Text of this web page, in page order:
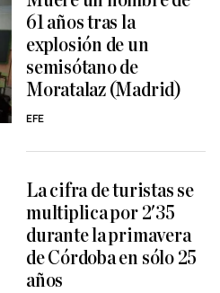
61 años tras la
explosión de un
semisótano de
Moratalaz (Madrid)
EFE
La cifra de turistas se
multiplica por 2'35
durante la primavera
de Córdoba en sólo 25
años